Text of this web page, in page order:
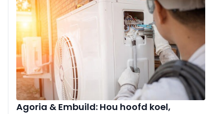
Agoria & Embuild: Hou hoofd koel,